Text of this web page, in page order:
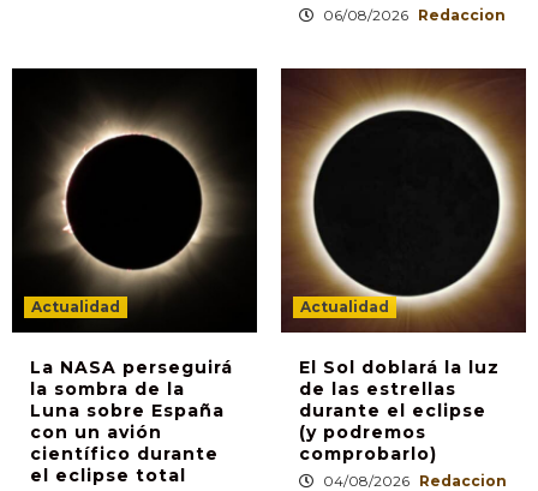
06/08/2026 Redaccion
Actualidad
La NASA perseguirá
la sombra de la
Luna sobre España
con un avión
científico durante
el eclipse total
Actualidad
El Sol doblará la luz
de las estrellas
durante el eclipse
(y podremos
comprobarlo)
04/08/2026 Redaccion